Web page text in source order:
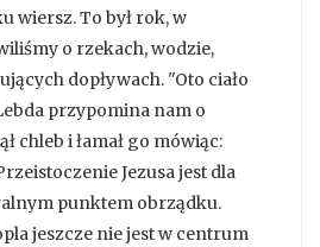
wiersz. To był rok, w
o rzekach, wodzie,
dopływach. "Oto ciało
przypomina nam o
chleb i łamał go mówiąc:
Jezusa jest dla
punktem obrządku.
jeszcze nie jest w centrum